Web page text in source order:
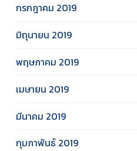
กรกฎาคม 2019
มิถุนายน 2019
พฤษภาคม 2019
เมษายน 2019
มีนาคม 2019
กุมภาพันธ์ 2019